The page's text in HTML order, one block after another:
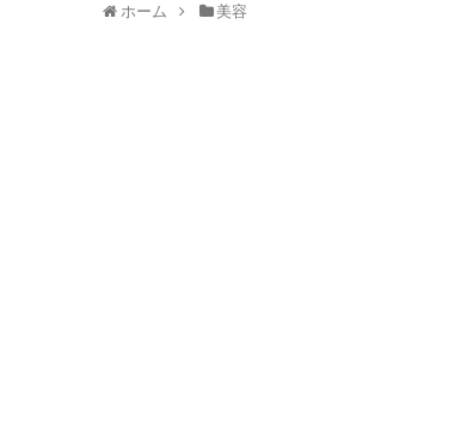
ホーム 美容